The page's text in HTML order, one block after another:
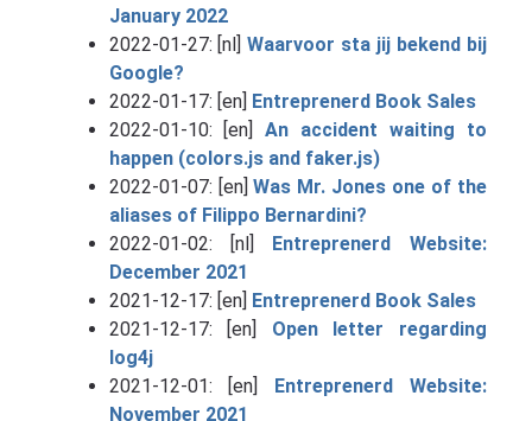
January 2022
2022-01-27: [nl]Waarvoor sta jij bekend bij
Google?
2022-01-17: [en] Entreprenerd Book Sales
2022-01-10: [en]An accident waiting to
happen (colors.js and faker.js)
2022-01-07: [en]Was Mr. Jones one of the
aliases of Filippo Bernardini?
2022-01-02: [nl] Entreprenerd Website:
December 2021
2021-12-17: [en] Entreprenerd Book Sales
2021-12-17: [en] Open letter regarding
log4j
2021-12-01: [en] Entreprenerd Website:
November 2021